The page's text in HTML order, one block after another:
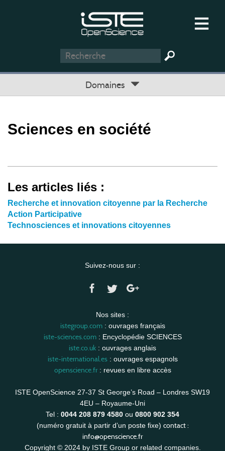
Domaines
Sciences en société
Les articles liés :
Recherche et innovation citoyenne par la Recherche
Action Participative
Technosciences et innovations citoyennes
Suivez-nous sur :
Nos sites :
istegroup.com: ouvrages français
iste-sciences.com: Encyclopédie SCIENCES
iste.co.uk : ouvrages anglais
iste-international.es: ouvrages espagnols
openscience.fr: revues en libre accès
ISTE OpenScience 27-37 St George’s Road – Londres SW19
4EU – Royaume-Uni
Tel : 0044 208 879 4580 ou 0800 902 354
(numéro gratuit à partir d’un poste fixe) contact :
info@openscience.fr
Copyright © 2024 by ISTE Group or related companies.